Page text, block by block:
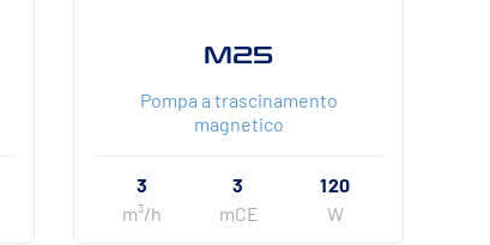
M25
Pompa a trascinamento
magnetico
3
m³/h
3
mCE
120
W